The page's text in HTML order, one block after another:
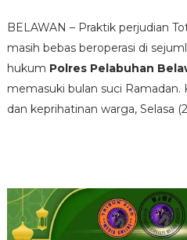
BELAWAN – Praktik perjudian
masih bebas beroperasi di
hukum Polres Pelabuhan
memasuki bulan suci Ramadan.
dan keprihatinan warga, Selasa